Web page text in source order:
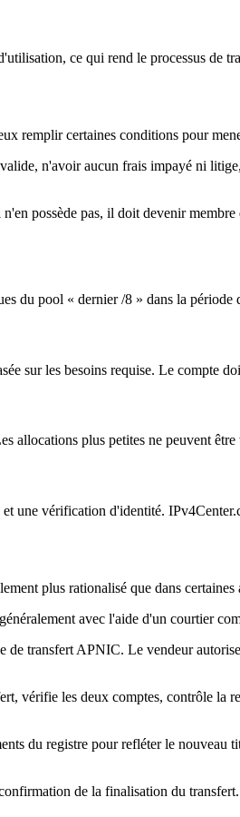
ce qui rend le processus de
remplir certaines conditions pour
n'avoir aucun frais impayé ni
possède pas, il doit devenir
du pool « dernier /8 » dans la période
sur les besoins requise. Le compte
allocations plus petites ne peuvent
une vérification d'identité.
plus rationalisé que dans
avec l'aide d'un courtier
transfert APNIC. Le vendeur
vérifie les deux comptes, contrôle
du registre pour refléter le
de la finalisation du